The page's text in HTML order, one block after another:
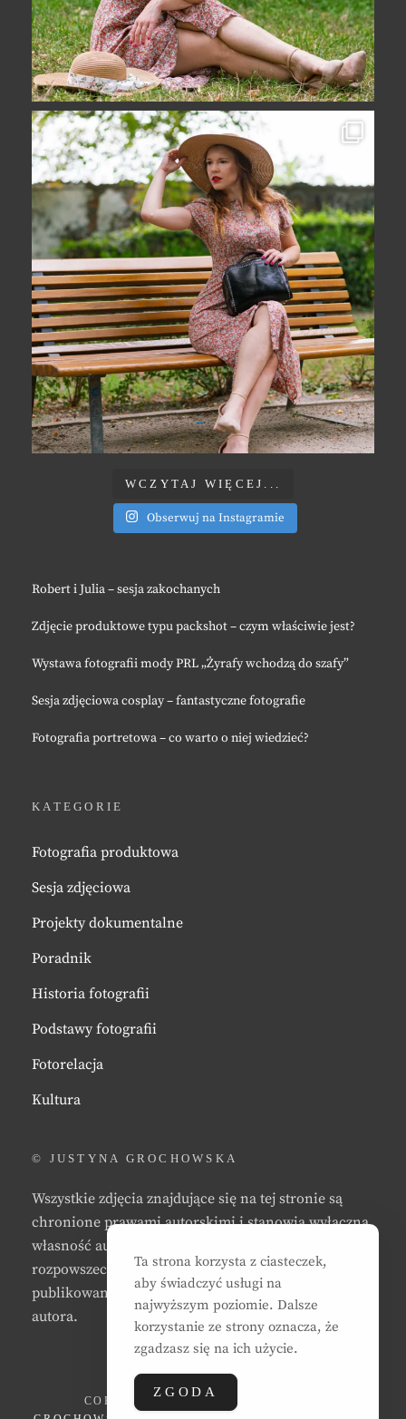
WCZYTAJ WIĘCEJ...
Obserwuj na Instagramie
Robert i Julia – sesja zakochanych
Zdjęcie produktowe typu packshot – czym właściwie jest?
Wystawa fotografii mody PRL „Żyrafy wchodzą do szafy”
Sesja zdjęciowa cosplay – fantastyczne fotografie
Fotografia portretowa – co warto o niej wiedzieć?
KATEGORIE
Fotografia produktowa
Sesja zdjęciowa
Projekty dokumentalne
Poradnik
Historia fotografii
Podstawy fotografii
Fotorelacja
Kultura
© JUSTYNA GROCHOWSKA
Wszystkie zdjęcia znajdujące się na tej stronie są
chronione prawami autorskimi i stanowią wyłączną
własność autora strony. Zabrania się kopiowania,
rozpowszechniania, reprodukowania,
publikowania, i/lub modyfikowania zdjęć bez zgody
autora.
COPYRIGHT © 2026
Ta strona korzysta z ciasteczek,
aby świadczyć usługi na
najwyższym poziomie. Dalsze
korzystanie ze strony oznacza, że
zgadzasz się na ich użycie.
ZGODA